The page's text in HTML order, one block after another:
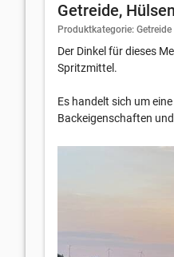
Getreide,
Produktkategorie:
Der Dinkel für dieses
Spritzmittel.
Es handelt sich um
Backeigenschaften